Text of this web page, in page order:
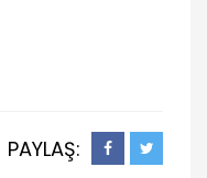
PAYLAŞ: